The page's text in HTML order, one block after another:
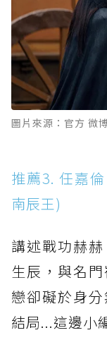
圖片來源：官方 微博
推薦3. 任嘉
南辰王)
講述戰功赫
生辰，與名
戀卻礙於身
結局...這邊小